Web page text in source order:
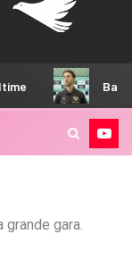
“Non ci siamo
grande gara.